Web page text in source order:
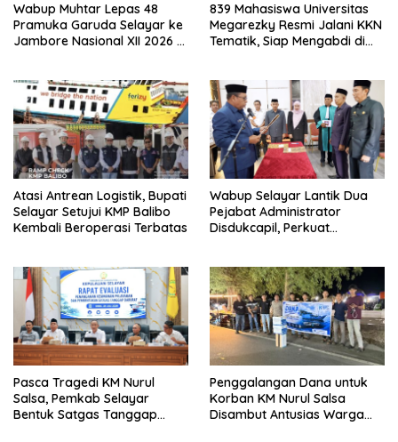
Wabup Muhtar Lepas 48
Pramuka Garuda Selayar ke
Jambore Nasional XII 2026 di
839 Mahasiswa Universitas
Megarezky Resmi Jalani KKN
Tematik, Siap Mengabdi di
Atasi Antrean Logistik, Bupati
Selayar Setujui KMP Balibo
Kembali Beroperasi Terbatas
Wabup Selayar Lantik Dua
Pejabat Administrator
Disdukcapil, Perkuat
Pasca Tragedi KM Nurul
Salsa, Pemkab Selayar
Bentuk Satgas Tanggap
Penggalangan Dana untuk
Korban KM Nurul Salsa
Disambut Antusias Warga